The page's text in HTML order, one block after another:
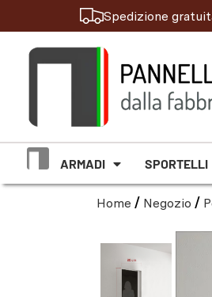
Spedizione
ARMADI SPORTELLI
Home / Negozio /